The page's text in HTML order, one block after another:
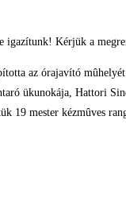
igazítunk! Kérjük a
az órajavító
ükunokája, Hattori
mester kézmûves